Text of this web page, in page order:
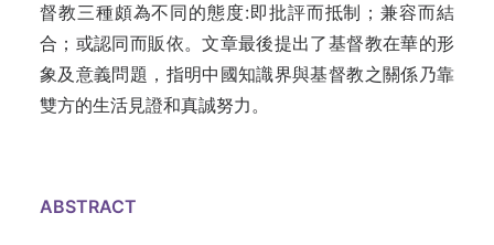
督教三種頗為不同的態度:即批評而抵制；兼容而結
合；或認同而販依。文章最後提出了基督教在華的形
象及意義問題，指明中國知識界與基督教之關係乃靠
雙方的生活見證和真誠努力。
ABSTRACT